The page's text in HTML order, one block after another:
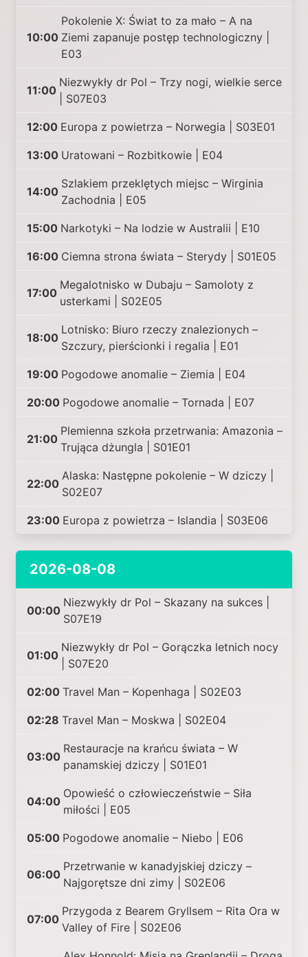
10:00
Pokolenie X: Świat to za mało – A na
Ziemi zapanuje postęp technologiczny |
E03
11:00
Niezwykły dr Pol – Trzy nogi, wielkie serce
| S07E03
12:00 Europa z powietrza – Norwegia | S03E01
13:00 Uratowani – Rozbitkowie | E04
14:00
Szlakiem przeklętych miejsc – Wirginia
Zachodnia | E05
15:00 Narkotyki – Na lodzie w Australii | E10
16:00 Ciemna strona świata – Sterydy | S01E05
17:00
Megalotnisko w Dubaju – Samoloty z
usterkami | S02E05
18:00
Lotnisko: Biuro rzeczy znalezionych –
Szczury, pierścionki i regalia | E01
19:00 Pogodowe anomalie – Ziemia | E04
20:00 Pogodowe anomalie – Tornada | E07
21:00
Plemienna szkoła przetrwania: Amazonia –
Trująca dżungla | S01E01
22:00
Alaska: Następne pokolenie – W dziczy |
S02E07
23:00 Europa z powietrza – Islandia | S03E06
2026-08-08
00:00
Niezwykły dr Pol – Skazany na sukces |
S07E19
01:00
Niezwykły dr Pol – Gorączka letnich nocy
| S07E20
02:00 Travel Man – Kopenhaga | S02E03
02:28 Travel Man – Moskwa | S02E04
03:00
Restauracje na krańcu świata – W
panamskiej dziczy | S01E01
04:00
Opowieść o człowieczeństwie – Siła
miłości | E05
05:00 Pogodowe anomalie – Niebo | E06
06:00
Przetrwanie w kanadyjskiej dziczy –
Najgorętsze dni zimy | S02E06
07:00
Przygoda z Bearem Gryllsem – Rita Ora w
Valley of Fire | S02E06